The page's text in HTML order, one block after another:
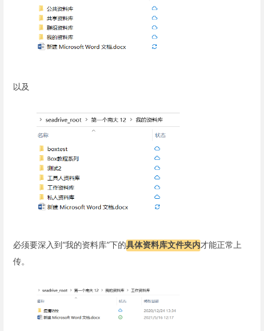
以及
必须要深入到“我的资料库”下的具体资料库文件夹内才能正常上
传。